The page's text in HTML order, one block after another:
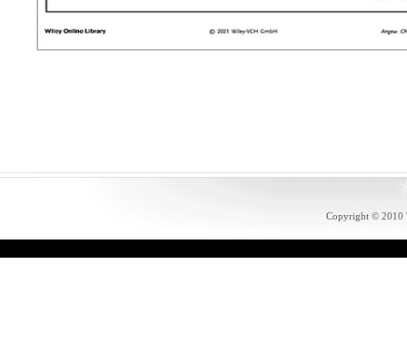
Copyright © 2010